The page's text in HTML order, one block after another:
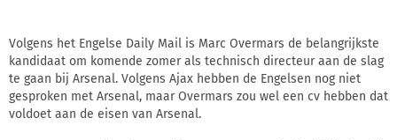
Volgens het Engelse Daily Mail is Marc Overmars de belangrijkste
kandidaat om komende zomer als technisch directeur aan de slag
te gaan bij Arsenal. Volgens Ajax hebben de Engelsen nog niet
gesproken met Arsenal, maar Overmars zou wel een cv hebben dat
voldoet aan de eisen van Arsenal.